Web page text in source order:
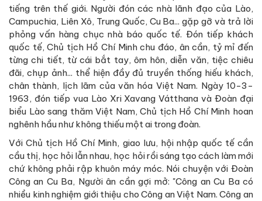
tiếng trên thế giới. Người đón các nhà lãnh đạo của Lào,
Campuchia, Liên Xô, Trung Quốc, Cu Ba... gặp gỡ và trả lời
phỏng vấn hàng chục nhà báo quốc tế. Đón tiếp khách
quốc tế, Chủ tịch Hồ Chí Minh chu đáo, ân cần, tỷ mỉ đến
từng chi tiết, từ cái bắt tay, ôm hôn, diễn văn, tiệc chiêu
đãi, chụp ảnh... thể hiện đầy đủ truyền thống hiếu khách,
chân thành, lịch lãm của văn hóa Việt Nam. Ngày 10-3-
1963, đón tiếp vua Lào Xri Xavang Vátthana và Đoàn đại
biểu Lào sang thăm Việt Nam, Chủ tịch Hồ Chí Minh hoan
nghênh hầu như không thiếu một ai trong đoàn.
Với Chủ tịch Hồ Chí Minh, giao lưu, hội nhập quốc tế cần
cầu thị, học hỏi lẫn nhau, học hỏi rồi sáng tạo cách làm mới
chứ không phải rập khuôn máy móc. Nói chuyện với Đoàn
Công an Cu Ba, Người ân cần gợi mở: "Công an Cu Ba có
nhiều kinh nghiệm giới thiệu cho Công an Việt Nam. Công an